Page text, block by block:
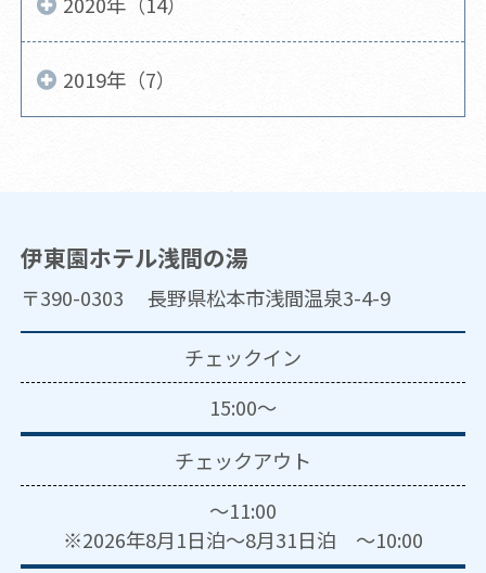
2019年（7）
伊東園ホテル浅間の湯
〒390-0303 長野県松本市浅間温泉3-4-9
チェックイン
15:00～
チェックアウト
～11:00
※2026年8月1日泊～8月31日泊 ～10:00